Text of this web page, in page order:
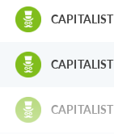
CAPITALIST
CAPITALIST
CAPITALIST